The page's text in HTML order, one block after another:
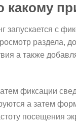
какому
запускается с
раздела,
а также
фиксации
а затем
посещения